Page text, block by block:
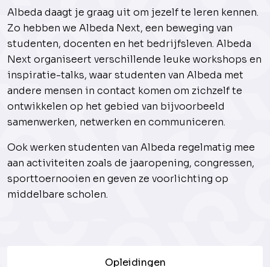
Albeda daagt je graag uit om jezelf te leren kennen.
Zo hebben we Albeda Next, een beweging van
studenten, docenten en het bedrijfsleven. Albeda
Next organiseert verschillende leuke workshops en
inspiratie-talks, waar studenten van Albeda met
andere mensen in contact komen om zichzelf te
ontwikkelen op het gebied van bijvoorbeeld
samenwerken, netwerken en communiceren.
Ook werken studenten van Albeda regelmatig mee
aan activiteiten zoals de jaaropening, congressen,
sporttoernooien en geven ze voorlichting op
middelbare scholen.
Opleidingen